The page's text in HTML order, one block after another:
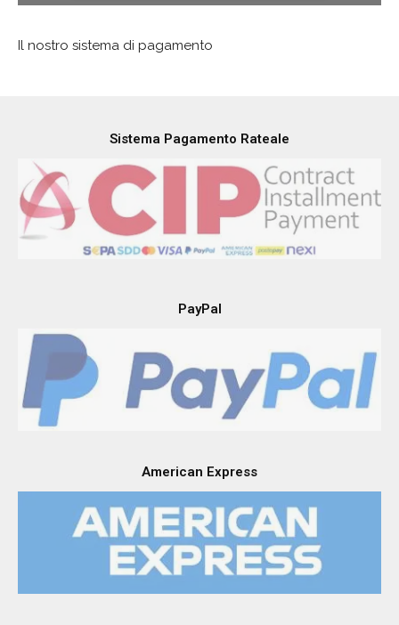
Il nostro sistema di pagamento
Sistema Pagamento Rateale
PayPal
American Express